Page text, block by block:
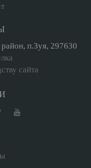
п.Зуя, 297630
сайта